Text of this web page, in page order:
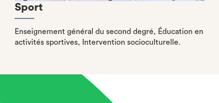
Sport
Enseignement général du second degré, Éducation en
activités sportives, Intervention socioculturelle.